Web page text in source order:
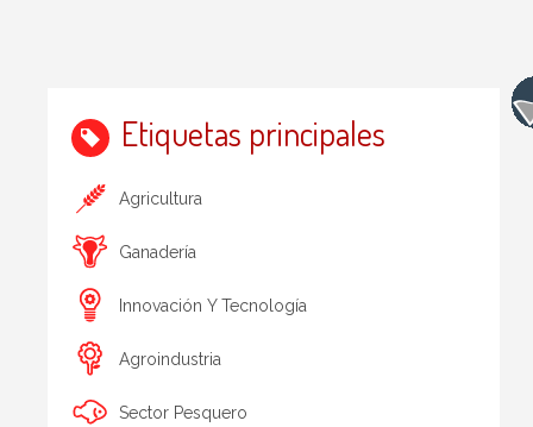
Etiquetas principales
Agricultura
Ganadería
Innovación Y Tecnología
Agroindustria
Sector Pesquero